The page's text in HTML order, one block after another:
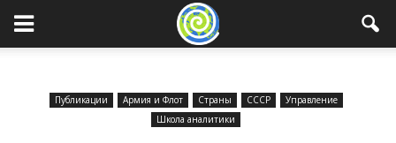
Публикации Армия и Флот Страны СССР
Управление
Школа аналитики